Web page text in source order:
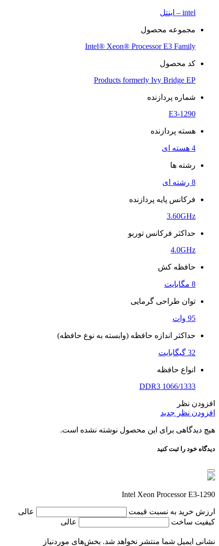
intel – اینتل
مجموعه محصول
Intel® Xeon® Processor E3 Family
کد محصول
Products formerly Ivy Bridge EP
شماره پردازنده
E3-1290
هسته پردازنده
4 هسته ای
رشته ها
8 رشته ای
فرکانس پایه پردازنده
3.60GHz
حداکثر فرکانس توربو
4.0GHz
حافظه کش
8 مگابایت
توان طراحی گرمایی
95 وات
حداکثر اندازه حافظه (وابسته به نوع حافظه)
32 گیگابایت
انواع حافظه
DDR3 1066/1333
افزودن نظر
افزودن نظر جدید
هیچ دیدگاهی برای این محصول نوشته نشده است.
دیدگاه خود را ثبت کنید
Intel Xeon Processor E3-1290
ارزش خرید به نسبت قیمت
عالی
کیفیت ساخت
عالی
نشانی ایمیل شما منتشر نخواهد شد. بخش‌های موردنیاز